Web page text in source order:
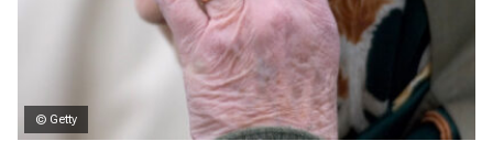
© Getty